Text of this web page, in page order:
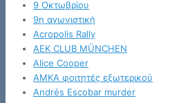
9 Οκτωβρίου
9η αγωνιστική
Acropolis Rally
AEK CLUB MÜNCHEN
Alice Cooper
AMKA φοιτητές εξωτερικού
Andrés Escobar murder